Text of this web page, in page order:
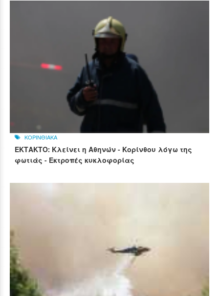
ΚΟΡΙΝΘΙΑΚΑ
ΕΚΤΑΚΤΟ: Κλείνει η Αθηνών - Κορίνθου λόγω της
φωτιάς - Εκτροπές κυκλοφορίας